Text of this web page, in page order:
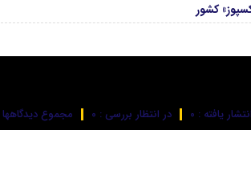
کشور
مجموع دیدگاهها : در انتظار بررسی : ۰ انتشار یافته : ۰